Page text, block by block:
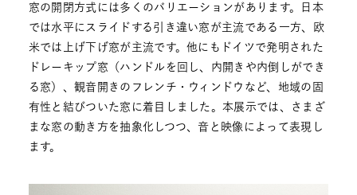
窓の開閉方式には多くのバリエーションがあります。日本
では水平にスライドする引き違い窓が主流である一方、欧
米では上げ下げ窓が主流です。他にもドイツで発明された
ドレーキップ窓（ハンドルを回し、内開きや内倒しができ
る窓）、観音開きのフレンチ・ウィンドウなど、地域の固
有性と結びついた窓に着目しました。本展示では、さまざ
まな窓の動き方を抽象化しつつ、音と映像によって表現し
ます。